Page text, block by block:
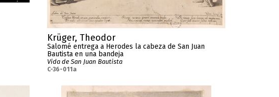
Krüger, Theodor
Salomé entrega a Herodes la cabeza de San Juan
Bautista en una bandeja
Vida de San Juan Bautista
C-36-011a